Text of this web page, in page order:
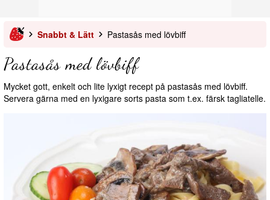
Snabbt & Lätt Pastasås med lövbiff
Pastasås med lövbiff
Mycket gott, enkelt och lite lyxigt recept på pastasås med lövbiff.
Servera gärna med en lyxigare sorts pasta som t.ex. färsk tagliatelle.